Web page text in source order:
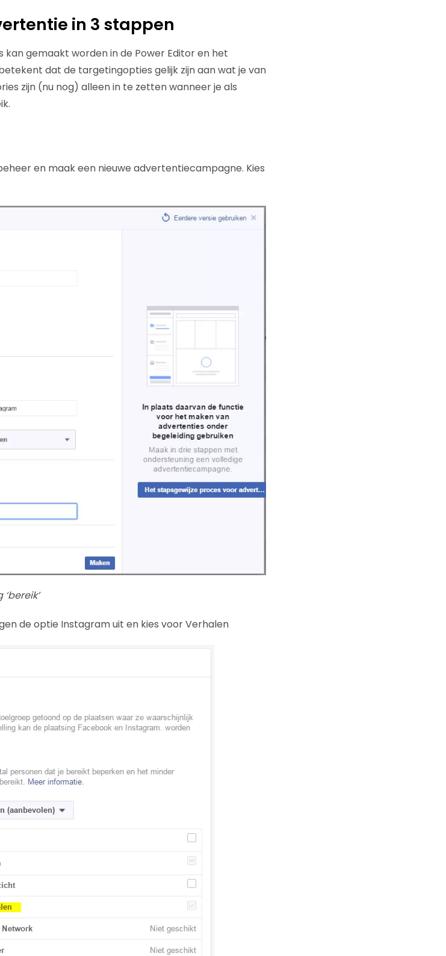
in 3 stappen
gemaakt worden in de Power Editor en het
dat de targetingopties gelijk zijn aan wat je van
zijn (nu nog) alleen in te zetten wanneer je als
en maak een nieuwe advertentiecampagne. Kies
de optie Instagram uit en kies voor Verhalen